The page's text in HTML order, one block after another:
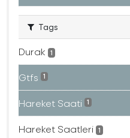
Tags
Durak 1
Gtfs 1
Hareket Saati 1
Hareket Saatleri 1